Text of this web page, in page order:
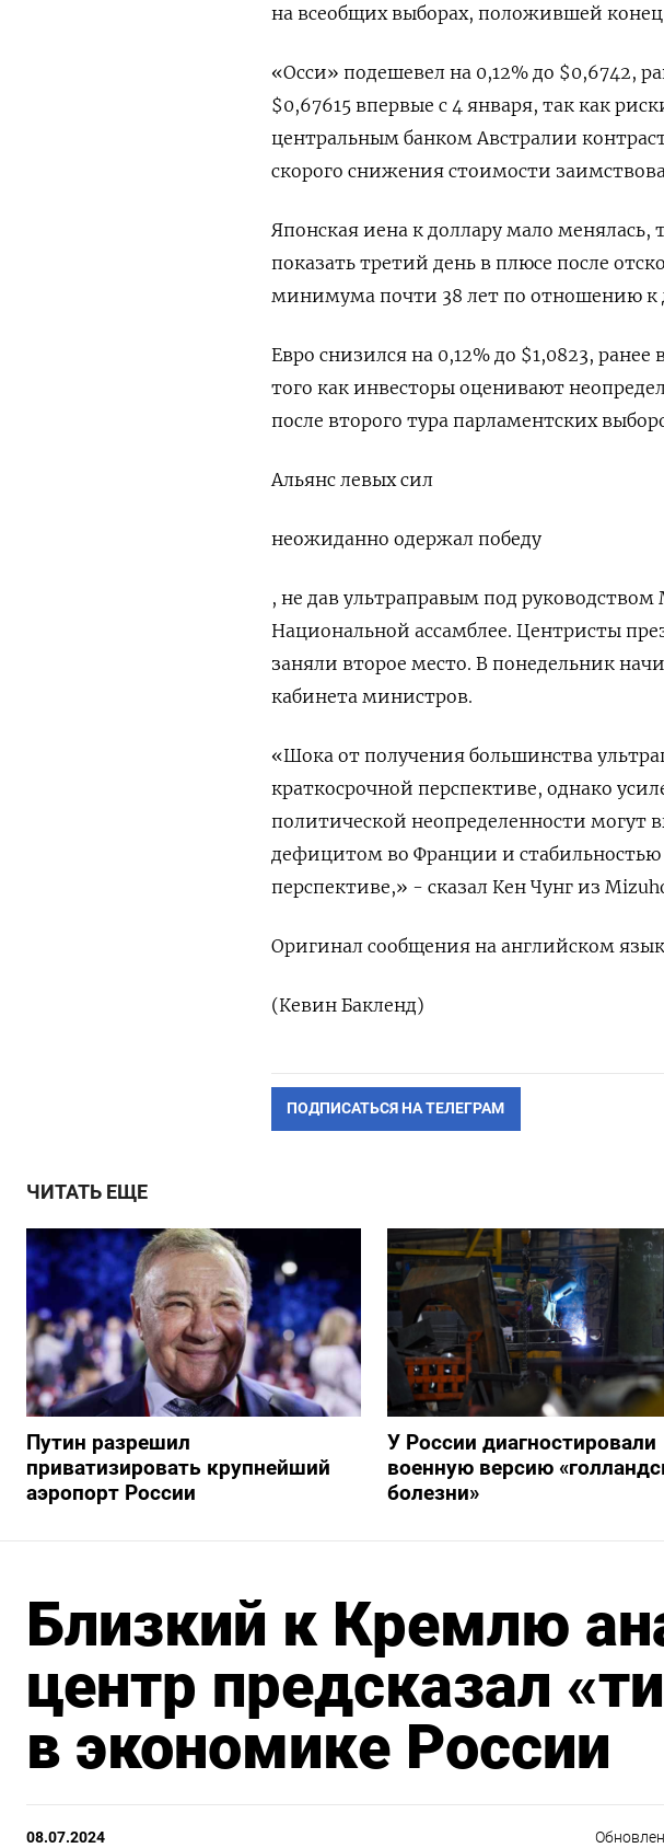
на всеобщих выборах, положившей конец
«Осси» подешевел на 0,12% до $0,6742​,
$0,67615 впервые с 4 января, так как
центральным банком Австралии
скорого снижения стоимости
Японская иена к доллару мало менялась,
показать третий день в плюсе после
минимума почти 38 лет по отношению к
Евро снизился на 0,12% до $1,0823​,
того как инвесторы оценивают
после второго тура парламентских
Альянс левых сил
неожиданно одержал победу
, не дав ультраправым под
Национальной ассамблее. Центристы
заняли второе место. В понедельник
кабинета министров.
«Шока от получения большинства
краткосрочной перспективе, однако
политической неопределенности могут
дефицитом во Франции и стабильностью
перспективе,» - сказал Кен Чунг из
Оригинал сообщения на английском
(Кевин Бакленд)
ПОДПИСАТЬСЯ НА ТЕЛЕГРАМ
ЧИТАТЬ ЕЩЕ
Путин разрешил
приватизировать крупнейший
аэропорт России
У России диагностировали
военную версию
болезни»
Близкий к Кремлю
центр предсказал
в экономике России
08.07.2024